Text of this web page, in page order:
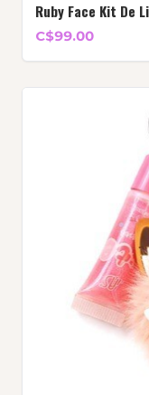
Ruby Face Kit De
C$99.00